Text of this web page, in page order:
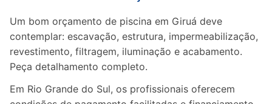
Um bom orçamento de piscina em Giruá deve
contemplar: escavação, estrutura, impermeabilização,
revestimento, filtragem, iluminação e acabamento.
Peça detalhamento completo.
Em Rio Grande do Sul, os profissionais oferecem